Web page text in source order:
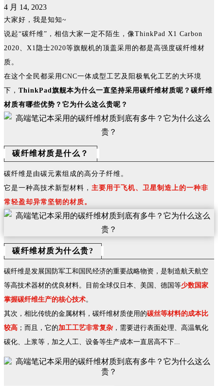
4 月 14, 2023
大家好，我是知知~
说起“碳纤维”，相信大家一定不陌生，像ThinkPad X1 Carbon
2020、X1隐士2020等旗舰机的顶盖采用的都是高强度碳纤维材
质。
在这个全民都采用CNC一体成型工艺及阳极氧化工艺的大环境
下， ThinkPad旗舰本为什么一直坚持采用碳纤维材质呢？碳纤维
材质有哪些优势？它为什么这么贵呢？
碳纤维材质是什么？
碳纤维是由碳元素组成的高分子纤维。
它是一种高技术新型材料， 主要用于飞机、卫星制造上的一种非
常轻盈却异常坚韧的材质。
碳纤维材质为什么贵?
碳纤维是发展国防军工和国民经济的重要战略物资，是制造航天航空
等高技术器材的优良材料。目前全球仅日本、美国、德国等少数国家
掌握碳纤维生产的核心技术。
其次，相比传统的金属材料，碳纤维材质使用的碳丝等材料的成本比
较高 ；而且，它的加工工艺非常复杂 ，需要进行表面处理、高温氧化
碳化、上浆等，加之人工、设备等生产成本一直居高不下...